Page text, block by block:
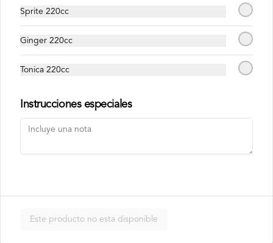
Roll relleno de Pollo apanado , queso
crema, cebollín, almendras triturada, sin
Nori Champ Roll
$7.900
Sprite 220cc
Ginger 220cc
Tonica 220cc
Instrucciones especiales
Este producto no esta disponible